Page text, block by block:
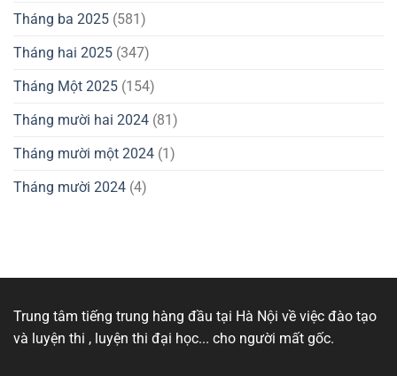
Tháng ba 2025 (581)
Tháng hai 2025 (347)
Tháng Một 2025 (154)
Tháng mười hai 2024 (81)
Tháng mười một 2024 (1)
Tháng mười 2024 (4)
Trung tâm tiếng trung hàng đầu tại Hà Nội về việc đào tạo
và luyện thi , luyện thi đại học... cho người mất gốc.